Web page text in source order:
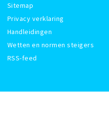
Sitemap
Privacy verklaring
Handleidingen
Wetten en normen steigers
RSS-feed